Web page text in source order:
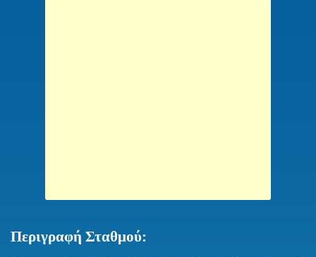
Περιγραφή Σταθμού: